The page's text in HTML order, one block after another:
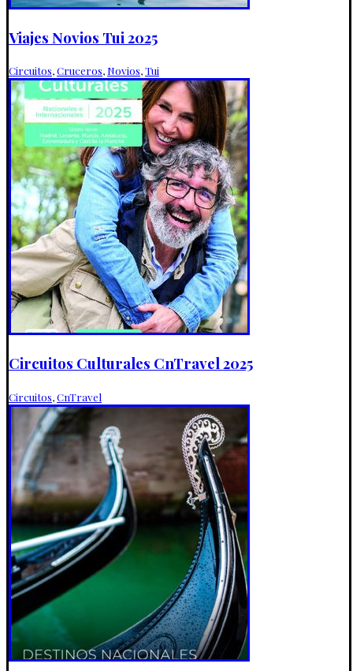
Viajes Novios Tui 2025
Circuitos,Cruceros, Novios,Tui
Circuitos Culturales CnTravel 2025
Circuitos,CnTravel